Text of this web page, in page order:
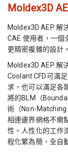
Moldex3D
Moldex3D AEP 解
CAE 使用者，一
更精密複雜的設計。
Moldex3D AEP 解
Coolant CFD可滿
求，也可以滿足各
將的BLM（
術（Non-
相連邊界網格不需
性。人性化的工作
程化繁為簡，全自